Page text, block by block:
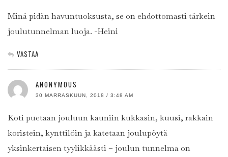
Minä pidän havuntuoksusta, se on ehdottomasti tärkein
joulutunnelman luoja. -Heini
VASTAA
ANONYMOUS
30 MARRASKUUN, 2018 / 3:48 AM
Koti puetaan jouluun kauniin kukkasin, kuusi, rakkain
koristein, kynttilöin ja katetaan joulupöytä
yksinkertaisen tyylikkäästi – joulun tunnelma on